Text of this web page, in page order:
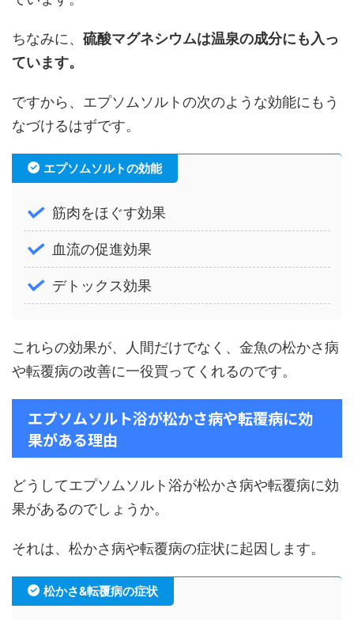
ちなみに、 硫酸マグネシウムは温泉の成分にも入っ
ています。
ですから、エプソムソルトの次のような効能にもう
なづけるはずです。
エプソムソルトの効能
筋肉をほぐす効果
血流の促進効果
デトックス効果
これらの効果が、人間だけでなく、金魚の松かさ病
や転覆病の改善に一役買ってくれるのです。
エプソムソルト浴が松かさ病や転覆病に効
果がある理由
どうしてエプソムソルト浴が松かさ病や転覆病に効
果があるのでしょうか。
それは、松かさ病や転覆病の症状に起因します。
松かさ&転覆病の症状